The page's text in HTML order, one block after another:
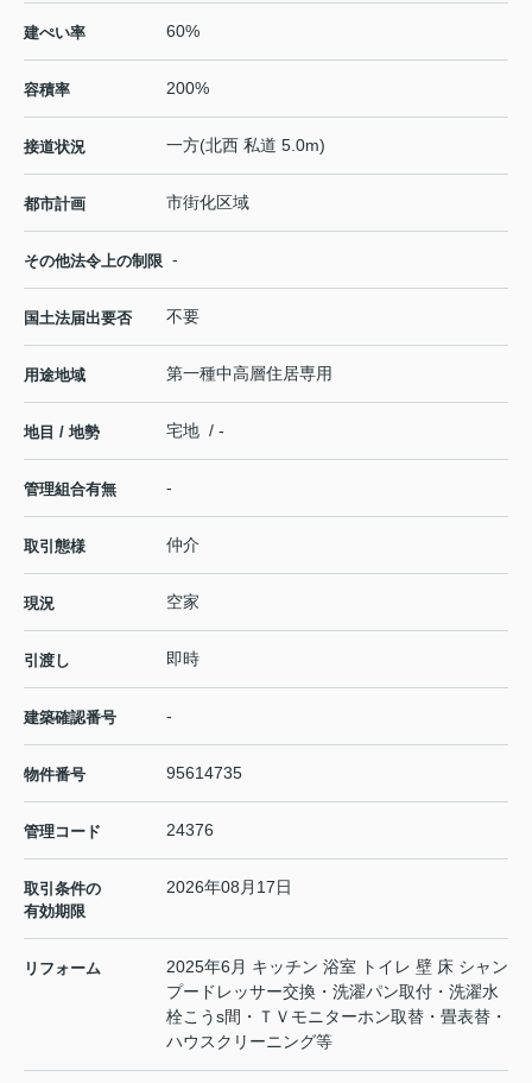
建ぺい率 60%
容積率 200%
接道状況 一方(北西 私道 5.0m)
都市計画 市街化区域
その他法令上の制限 -
国土法届出要否 不要
用途地域 第一種中高層住居専用
地目 / 地勢 宅地 / -
管理組合有無 -
取引態様 仲介
現況 空家
引渡し 即時
建築確認番号 -
物件番号 95614735
管理コード 24376
取引条件の
有効期限
2026年08月17日
リフォーム
2025年6月 キッチン 浴室 トイレ 壁 床 シャン
プードレッサー交換・洗濯パン取付・洗濯水
栓こうs間・ＴＶモニターホン取替・畳表替・
ハウスクリーニング等